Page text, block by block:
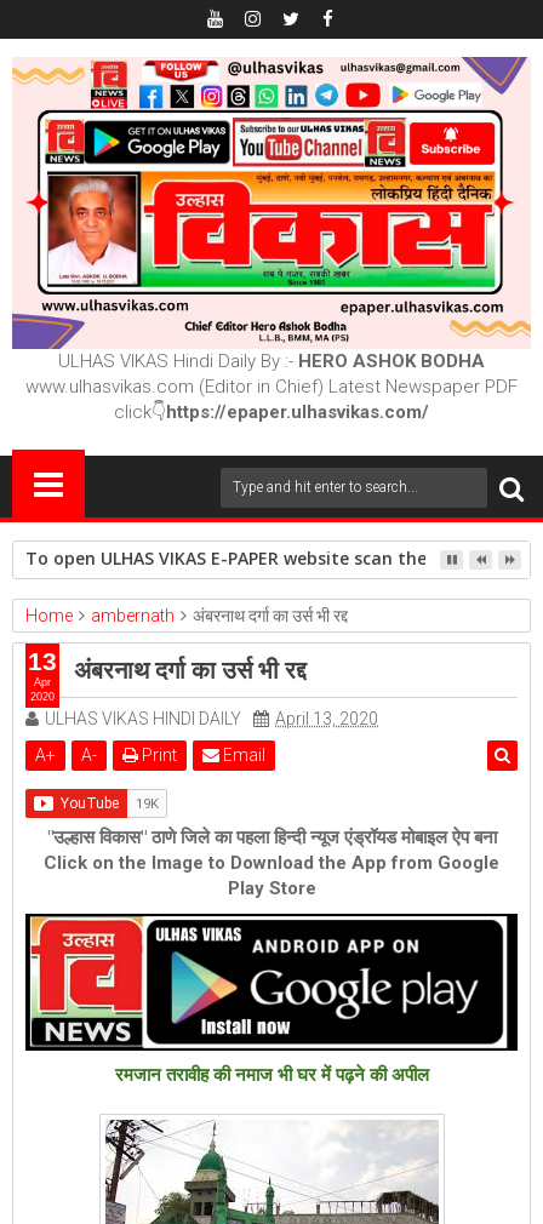
ULHAS VIKAS Hindi Daily By :- HERO ASHOK BODHA
www.ulhasvikas.com (Editor in Chief) Latest Newspaper PDF
click👇https://epaper.ulhasvikas.com/
To open ULHAS VIKAS E-PAPER website scan the QR
Home ambernath अंबरनाथ दर्गा का उर्स भी रद्द
अंबरनाथ दर्गा का उर्स भी रद्द
ULHAS VIKAS HINDI DAILY
April 13, 2020
A+ A- Print Email
"उल्हास विकास" ठाणे जिले का पहला हिन्दी न्यूज एंड्रॉयड मोबाइल ऐप बना
Click on the Image to Download the App from Google
Play Store
रमजान तरावीह की नमाज भी घर में पढ़ने की अपील
13
Apr
2020